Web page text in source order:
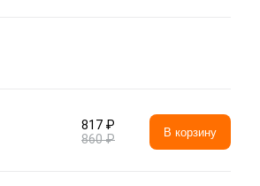
817 ₽
860 ₽
В корзину